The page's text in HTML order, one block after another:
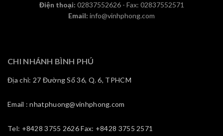
Điện thoại: 02837552626 - Fax: 02837552571
Email: info@vinhphong.com
CHI NHÁNH BÌNH PHÚ
Địa chỉ: 27 Đường Số 36, Q. 6, TPHCM
Email : nhatphuong@vinhphong.com
Tel: +8428 3755 2626 Fax: +8428 3755 2571